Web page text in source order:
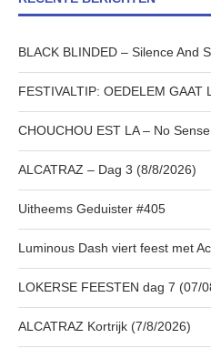
BLACK BLINDED – Silence And
FESTIVALTIP: OEDELEM GAAT
CHOUCHOU EST LA – No Sense
ALCATRAZ – Dag 3 (8/8/2026)
Uitheems Geduister #405
Luminous Dash viert feest met
LOKERSE FEESTEN dag 7 (07/
ALCATRAZ Kortrijk (7/8/2026)